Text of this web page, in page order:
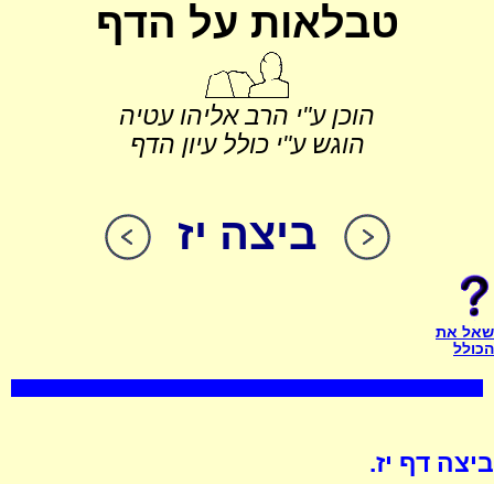
טבלאות על הדף
הוכן ע"י הרב אליהו עטיה
הוגש ע"י כולל עיון הדף
ביצה יז
שאל את
הכולל
ביצה דף יז.